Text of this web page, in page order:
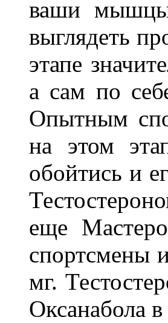
ваши мышцы
выглядеть
этапе
а сам по
Опытным
на этом
обойтись и
еще
спортсмены
мг.
Оксанабола